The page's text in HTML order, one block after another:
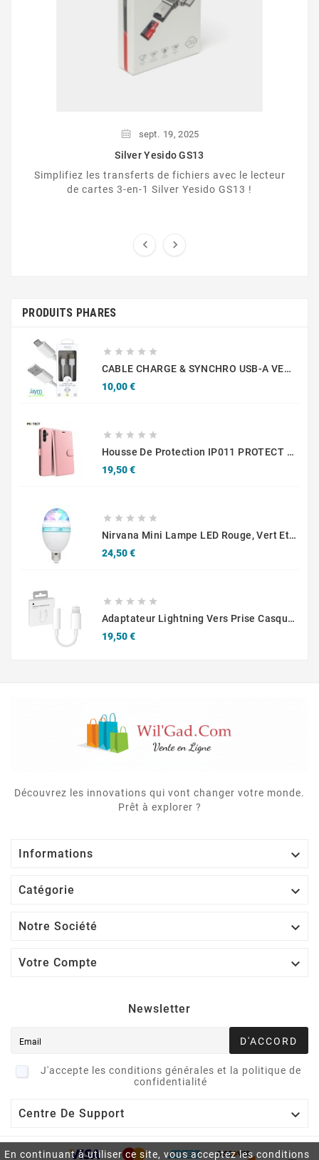
En continuant à utiliser ce site, vous acceptez les conditions
sept. 19, 2025
Silver Yesido GS13
Simplifiez les transferts de fichiers avec le lecteur
de cartes 3-en-1 Silver Yesido GS13 !
 
PRODUITS PHARES
    
CABLE CHARGE & SYNCHRO USB-A VERS MICRO-USB - 1.5M - BLANC - JAYM
10,00 €Prix
    
Housse De Protection IP011 PROTECT Pour Samsung Galaxy A15 5G A156B/Galaxy A15 4G A155 Rose
19,50 €Prix
    
Nirvana Mini Lampe LED Rouge, Vert Et Bleu, 3W, Auto 3 LEDs Avec Effet Rotatif
24,50 €Prix
    
Adaptateur Lightning Vers Prise Casque Apple A1749
19,50 €Prix
Découvrez les innovations qui vont changer votre monde.
Prêt à explorer ?
Informations 
Catégorie 
Notre Société 
Votre Compte 
Newsletter
D'ACCORD
J'accepte les conditions générales et la politique de
confidentialité
Centre De Support 